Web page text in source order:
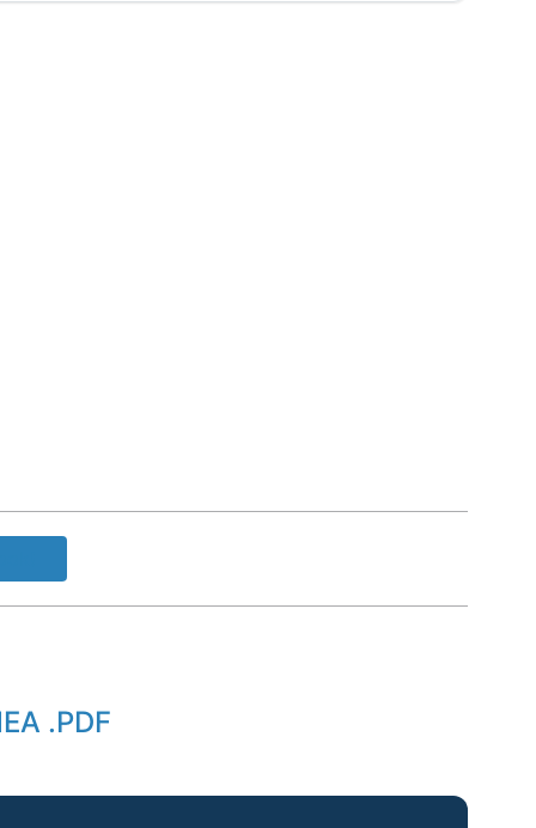
CITEȘTE ȘI DESCARCĂ NORA ROBERTS- PROMISIUNEA .PDF